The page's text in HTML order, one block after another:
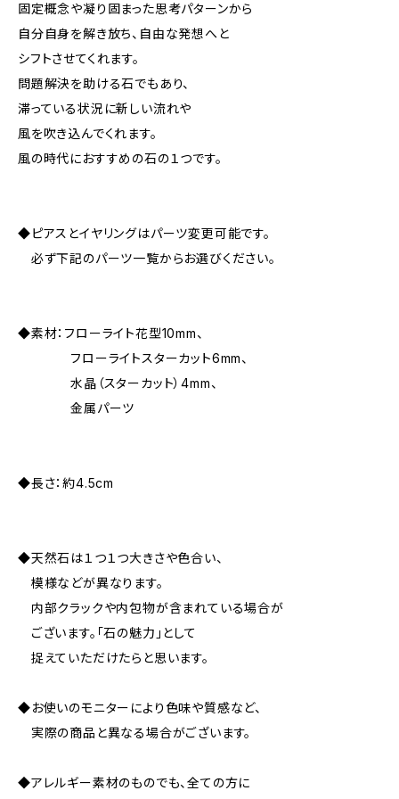
固定概念や凝り固まった思考パターンから
自分自身を解き放ち、自由な発想へと
シフトさせてくれます。
問題解決を助ける石でもあり、
滞っている状況に新しい流れや
風を吹き込んでくれます。
風の時代におすすめの石の１つです。
◆ピアスとイヤリングはパーツ変更可能です。
必ず下記のパーツ一覧からお選びください。
◆素材：フローライト花型10mm、
フローライトスターカット6mm、
水晶（スターカット）4mm、
金属パーツ
◆長さ：約4.5cm
◆天然石は１つ１つ大きさや色合い、
模様などが異なります。
内部クラックや内包物が含まれている場合が
ございます。「石の魅力」として
捉えていただけたらと思います。
◆お使いのモニターにより色味や質感など、
実際の商品と異なる場合がございます。
◆アレルギー素材のものでも、全ての方に